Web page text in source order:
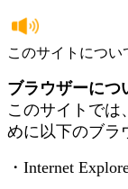
このサイトについ
ブラウザーにつ
このサイトでは
めに以下のブラ
・Internet